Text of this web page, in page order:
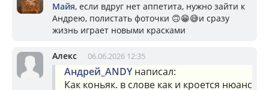
Майя, если вдруг нет аппетита, нужно зайти к
Андрею, полистать фоточки 🙃😁😅и сразу
жизнь играет новыми красками
Алекс 06.06.2026 12:35
Андрей_ANDYнаписал:
Как коньяк. в слове как и кроется нюанс